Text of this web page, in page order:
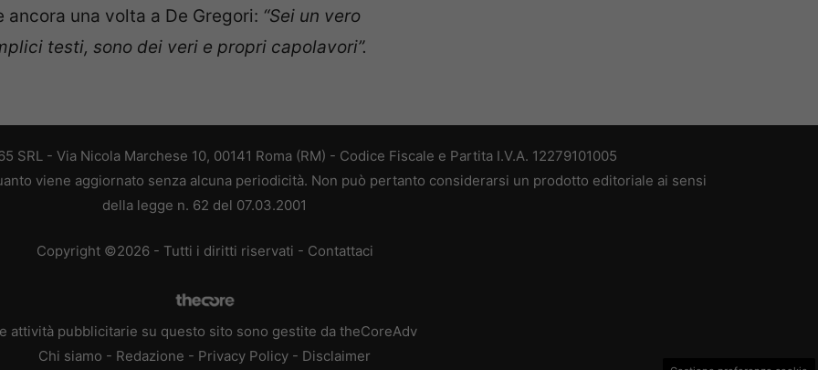
una volta a De Gregori: “Sei un vero
testi, sono dei veri e propri capolavori”.
SRL - Via Nicola Marchese 10, 00141 Roma (RM) - Codice Fiscale e Partita I.V.A. 12279101005
viene aggiornato senza alcuna periodicità. Non può pertanto considerarsi un prodotto editoriale ai sensi
della legge n. 62 del 07.03.2001
Copyright ©2026 - Tutti i diritti riservati - Contattaci
attività pubblicitarie su questo sito sono gestite da theCoreAdv
Chi siamo - Redazione - Privacy Policy - Disclaimer